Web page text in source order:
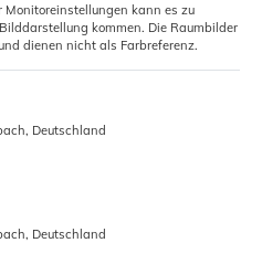
kann es zu
kommen. Die Raumbilder
dienen nicht als Farbreferenz.
Deutschland
Deutschland